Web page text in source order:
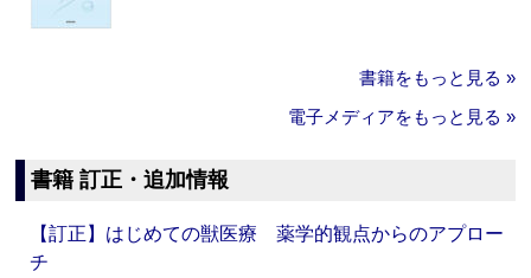
書籍をもっと見る »
電子メディアをもっと見る »
書籍 訂正・追加情報
【訂正】はじめての獣医療 薬学的観点からのアプロー
チ